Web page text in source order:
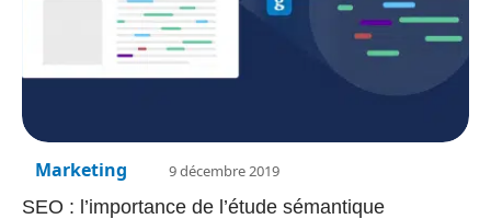
Marketing 9 décembre 2019
SEO : l’importance de l’étude sémantique